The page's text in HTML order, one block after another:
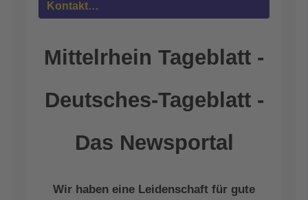
Kontakt…
Mittelrhein Tageblatt -
Deutsches-Tageblatt -
Das Newsportal
Wir haben eine Leidenschaft für gute